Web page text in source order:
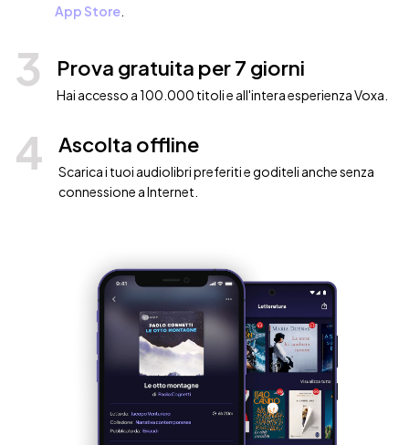
App Store
3 Prova gratuita per 7 giorni
Hai accesso a 100.000 titoli e all'intera esperienza Voxa.
4 Ascolta offline
Scarica i tuoi audiolibri preferiti e goditeli anche senza
connessione a Internet.